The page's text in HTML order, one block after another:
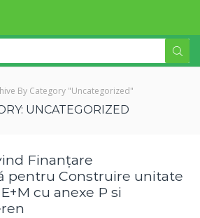
input
By Category "Uncategorized"
UNCATEGORIZED
Finanțare
pentru Construire unitate
cu anexe P si